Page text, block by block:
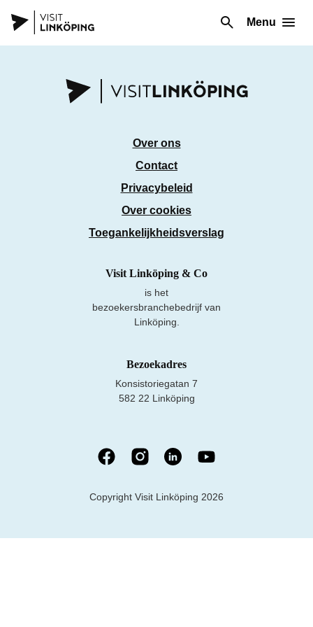
Menu
Over ons
Contact
Privacybeleid
Over cookies
Toegankelijkheidsverslag
Visit Linköping & Co
is het
bezoekersbranchebedrijf van
Linköping.
Bezoekadres
Konsistoriegatan 7
582 22 Linköping
Copyright Visit Linköping 2026